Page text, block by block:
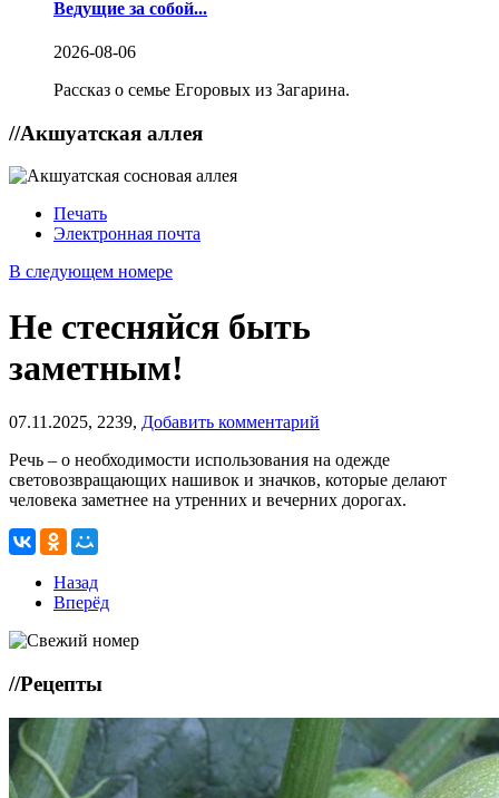
Ведущие за собой...
2026-08-06
Рассказ о семье Егоровых из Загарина.
//Акшуатская аллея
Печать
Электронная почта
В следующем номере
Не стесняйся быть
заметным!
07.11.2025, 2239, Добавить комментарий
Речь – о необходимости использования на одежде
световозвращающих нашивок и значков, которые делают
человека заметнее на утренних и вечерних дорогах.
Назад
Вперёд
//Рецепты